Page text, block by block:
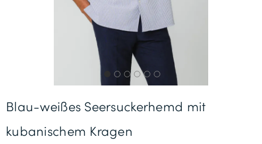
Gratisversand *
Blau-weißes Seersuckerhemd mit
kubanischem Kragen